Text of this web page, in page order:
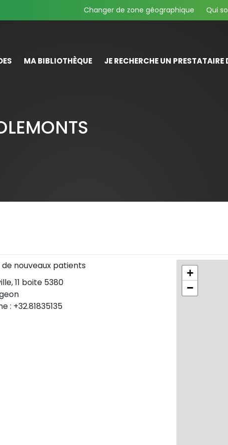
Changer de zone géographique Qui
MA BIBLIOTHÈQUE JE RECHERCHE UN PRESTATAIRE
nouveaux patients
11 boite 5380
: +32.81835135
+
−